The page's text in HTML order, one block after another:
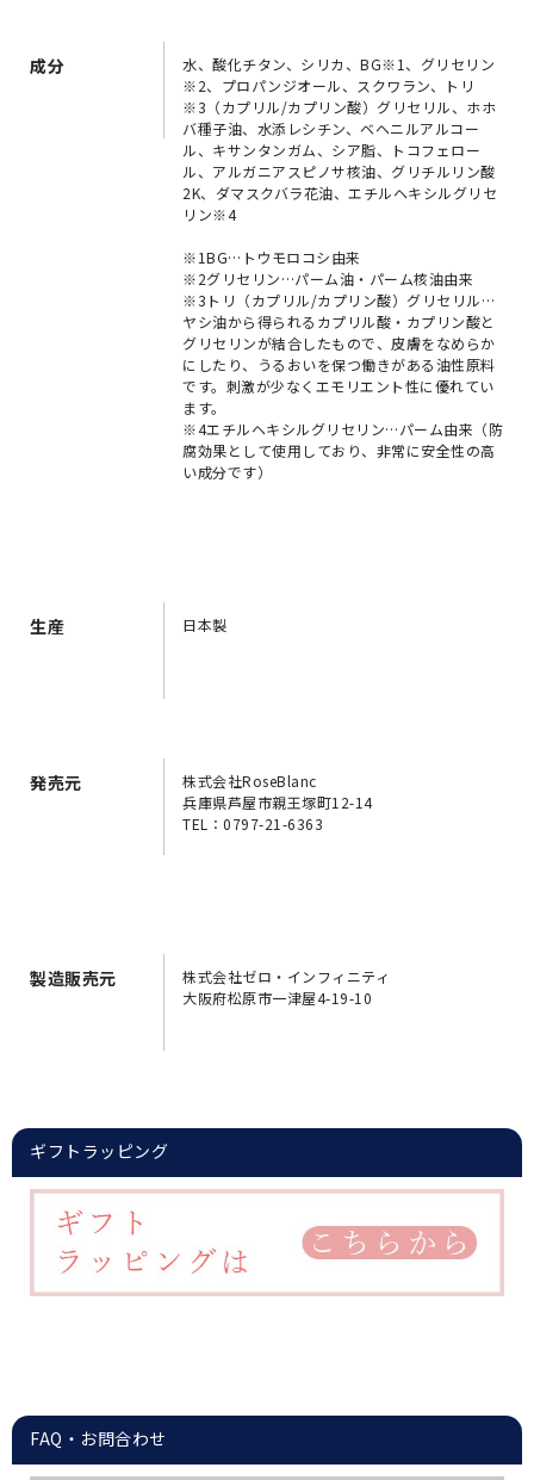
成分
水、酸化チタン、シリカ、BG※1、グリセリン
※2、プロパンジオール、スクワラン、トリ
※3（カプリル/カプリン酸）グリセリル、ホホ
バ種子油、水添レシチン、ベヘニルアルコー
ル、キサンタンガム、シア脂、トコフェロー
ル、アルガニアスピノサ核油、グリチルリン酸
2K、ダマスクバラ花油、エチルヘキシルグリセ
リン※4
※1BG…トウモロコシ由来
※2グリセリン…パーム油・パーム核油由来
※3トリ（カプリル/カプリン酸）グリセリル…
ヤシ油から得られるカプリル酸・カプリン酸と
グリセリンが結合したもので、皮膚をなめらか
にしたり、うるおいを保つ働きがある油性原料
です。刺激が少なくエモリエント性に優れてい
ます。
※4エチルヘキシルグリセリン…パーム由来（防
腐効果として使用しており、非常に安全性の高
い成分です）
生産 日本製
発売元
株式会社RoseBlanc
兵庫県芦屋市親王塚町12-14
TEL：0797-21-6363
製造販売元
株式会社ゼロ・インフィニティ
大阪府松原市一津屋4-19-10
ギフトラッピング
FAQ・お問合わせ